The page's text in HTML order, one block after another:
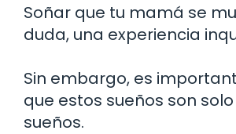
Soñar que tu mamá se
duda, una experiencia
Sin embargo, es
que estos sueños son solo
sueños.